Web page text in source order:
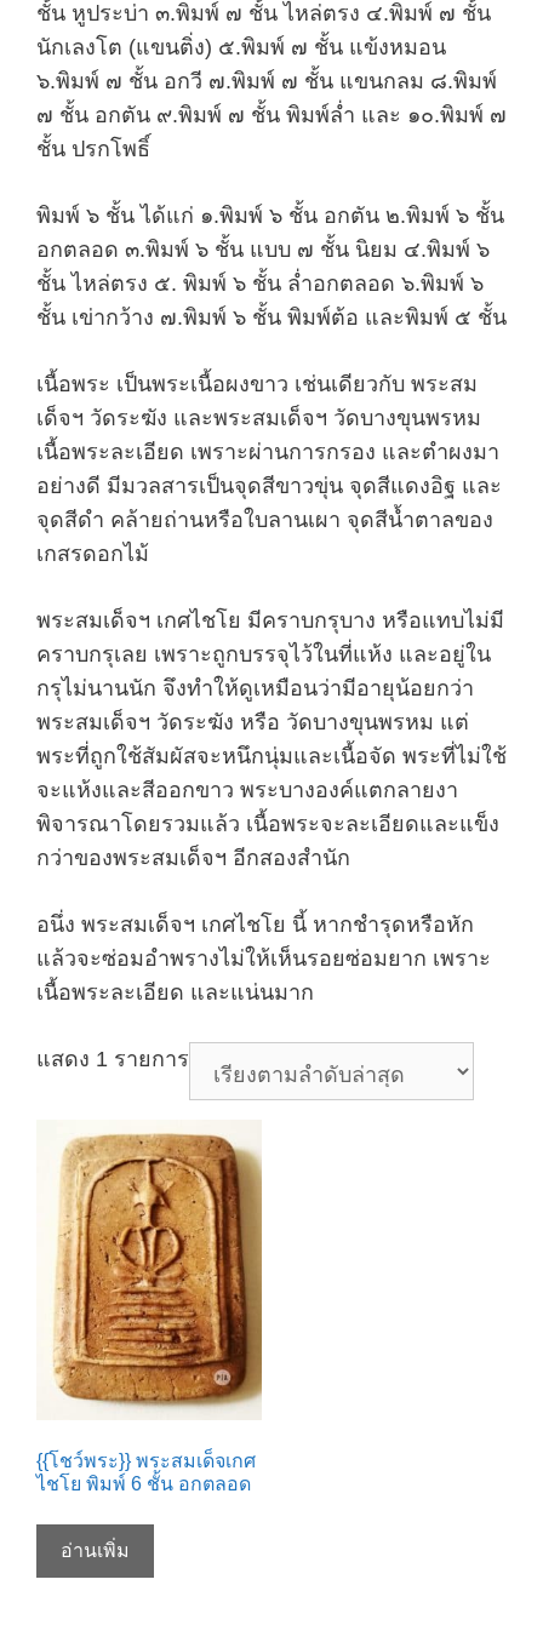
ชั้น หูประบ่า ๓.พิมพ์ ๗ ชั้น ไหล่ตรง ๔.พิมพ์ ๗ ชั้น
นักเลงโต (แขนติ่ง) ๕.พิมพ์ ๗ ชั้น แข้งหมอน
๖.พิมพ์ ๗ ชั้น อกวี ๗.พิมพ์ ๗ ชั้น แขนกลม ๘.พิมพ์
๗ ชั้น อกตัน ๙.พิมพ์ ๗ ชั้น พิมพ์ล่ำ และ ๑๐.พิมพ์ ๗
ชั้น ปรกโพธิ์
พิมพ์ ๖ ชั้น ได้แก่ ๑.พิมพ์ ๖ ชั้น อกตัน ๒.พิมพ์ ๖ ชั้น
อกตลอด ๓.พิมพ์ ๖ ชั้น แบบ ๗ ชั้น นิยม ๔.พิมพ์ ๖
ชั้น ไหล่ตรง ๕. พิมพ์ ๖ ชั้น ล่ำอกตลอด ๖.พิมพ์ ๖
ชั้น เข่ากว้าง ๗.พิมพ์ ๖ ชั้น พิมพ์ต้อ และพิมพ์ ๕ ชั้น
เนื้อพระ เป็นพระเนื้อผงขาว เช่นเดียวกับ พระสม
เด็จฯ วัดระฆัง และพระสมเด็จฯ วัดบางขุนพรหม
เนื้อพระละเอียด เพราะผ่านการกรอง และตำผงมา
อย่างดี มีมวลสารเป็นจุดสีขาวขุ่น จุดสีแดงอิฐ และ
จุดสีดำ คล้ายถ่านหรือใบลานเผา จุดสีน้ำตาลของ
เกสรดอกไม้
พระสมเด็จฯ เกศไชโย มีคราบกรุบาง หรือแทบไม่มี
คราบกรุเลย เพราะถูกบรรจุไว้ในที่แห้ง และอยู่ใน
กรุไม่นานนัก จึงทำให้ดูเหมือนว่ามีอายุน้อยกว่า
พระสมเด็จฯ วัดระฆัง หรือ วัดบางขุนพรหม แต่
พระที่ถูกใช้สัมผัสจะหนึกนุ่มและเนื้อจัด พระที่ไม่ใช้
จะแห้งและสีออกขาว พระบางองค์แตกลายงา
พิจารณาโดยรวมแล้ว เนื้อพระจะละเอียดและแข็ง
กว่าของพระสมเด็จฯ อีกสองสำนัก
อนึ่ง พระสมเด็จฯ เกศไชโย นี้ หากชำรุดหรือหัก
แล้วจะซ่อมอำพรางไม่ให้เห็นรอยซ่อมยาก เพราะ
เนื้อพระละเอียด และแน่นมาก
แสดง 1 รายการ
{{โชว์พระ}} พระสมเด็จเกศ
ไชโย พิมพ์ 6 ชั้น อกตลอด
อ่านเพิ่ม